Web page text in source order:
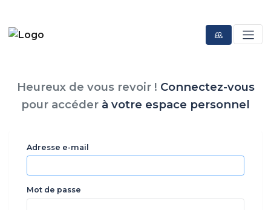
Heureux de vous revoir ! Connectez-vous
pour accéder à votre espace personnel
Adresse e-mail
Mot de passe